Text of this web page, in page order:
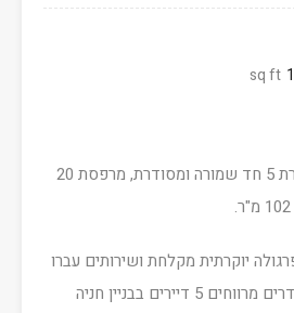
sq ft
במיקום פנימי ושקט דירת 5 חד שמורה ומסודרת, מרפסת 20
יוקרתית מקלחת ושירותים עברו
שיפוץ מזגן בכל חדר חדרים מרווחים 5 דיירים בבניין חניה